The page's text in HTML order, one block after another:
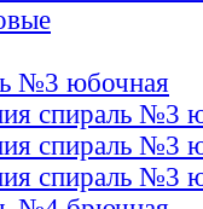
№3 юбочная
спираль №3
спираль №3
спираль №3